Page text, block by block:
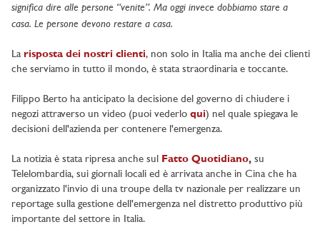
significa dire alle persone “venite”. Ma oggi invece dobbiamo stare a
casa. Le persone devono restare a casa.
La risposta dei nostri clienti, non solo in Italia ma anche dei clienti
che serviamo in tutto il mondo, è stata straordinaria e toccante.
Filippo Berto ha anticipato la decisione del governo di chiudere i
negozi attraverso un video (puoi vederlo qui) nel quale spiegava le
decisioni dell'azienda per contenere l'emergenza.
La notizia è stata ripresa anche sul Fatto Quotidiano, su
Telelombardia, sui giornali locali ed è arrivata anche in Cina che ha
organizzato l'invio di una troupe della tv nazionale per realizzare un
reportage sulla gestione dell'emergenza nel distretto produttivo più
importante del settore in Italia.